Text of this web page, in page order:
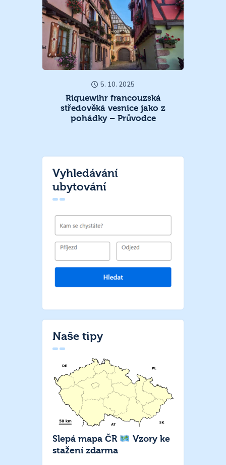
5. 10. 2025
Riquewihr francouzská
středověká vesnice jako z
pohádky – Průvodce
Vyhledávání
ubytování
Naše tipy
Slepá mapa ČR
Vzory ke
stažení zdarma